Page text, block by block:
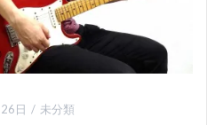
日 未分類